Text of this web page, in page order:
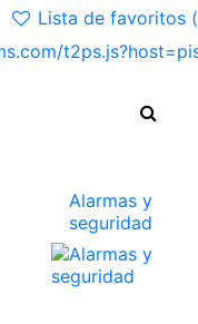
Lista de favoritos (
Alarmas y
seguridad